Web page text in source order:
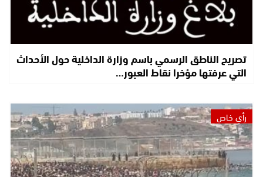
تصريح الناطق الرسمي باسم وزارة الداخلية حول الأحداث
التي عرفتها مؤخرا نقاط العبور…
رأي خاص